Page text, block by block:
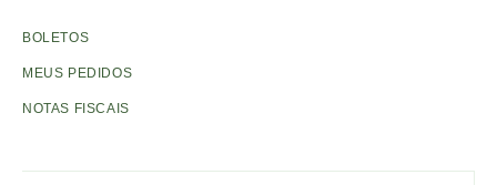
BOLETOS
MEUS PEDIDOS
NOTAS FISCAIS